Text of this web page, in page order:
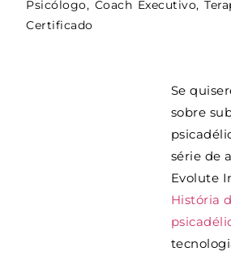
Psicólogo, Coach Executivo,
Certificado
Se
sobre
série de
Evolute
História